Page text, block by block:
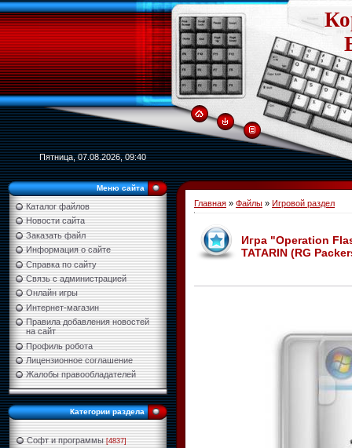
Пятница, 07.08.2026, 09:40
Меню сайта
Каталог файлов
Новости сайта
Заказать файл
Информация о сайте
Справка по сайту
Связь с администрацией
Онлайн игры
Интернет-магазин
Правила добавления новостей
на сайт
Профиль робота
Лицензионное соглашение
Жалобы правообладателей
Категории раздела
Софт и программы [4837]
Главная » Файлы » Игровой раздел
Игра "Operation
TATARIN (RG